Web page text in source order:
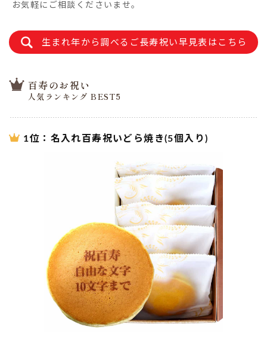
お気軽にご相談くださいませ。
生まれ年から調べるご長寿祝い早見表はこちら
百寿のお祝い
人気ランキング BEST5
1位：名入れ百寿祝いどら焼き(5個入り)